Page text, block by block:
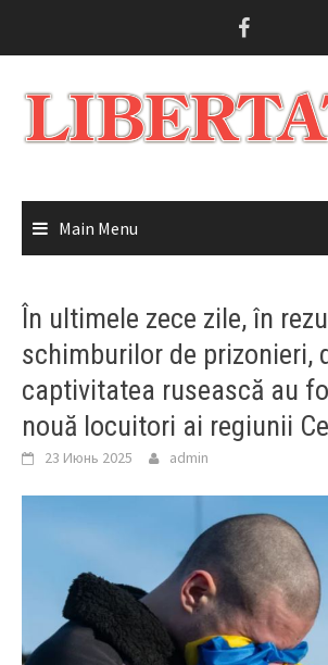
Main Menu
În ultimele zece zile, în
schimburilor de prizonieri,
captivitatea rusească au
nouă locuitori ai regiunii
23 Июнь 2025 admin